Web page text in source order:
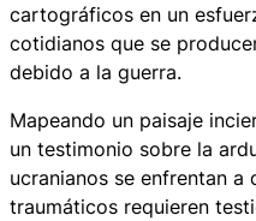
cartográficos en un
cotidianos que se
debido a la guerra.
Mapeando un paisaje
un testimonio sobre la
ucranianos se enfrentan
traumáticos requieren